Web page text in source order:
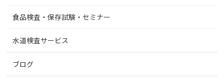
食品検査・保存試験・セミナー
水道検査サービス
ブログ